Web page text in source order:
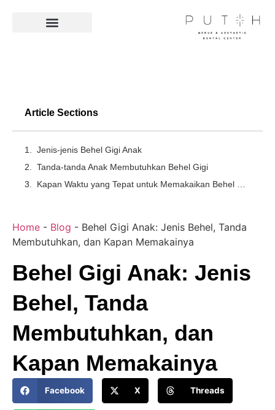
Article Sections
Jenis-jenis Behel Gigi Anak
Tanda-tanda Anak Membutuhkan Behel Gigi
Home - Blog - Behel Gigi Anak: Jenis Behel, Tanda
Membutuhkan, dan Kapan Memakainya
Behel Gigi Anak: Jenis
Behel, Tanda
Membutuhkan, dan
Kapan Memakainya
Facebook X Threads